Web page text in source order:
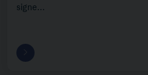
signe…